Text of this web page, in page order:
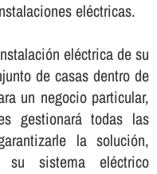
eléctricas.
eléctrica de su
de casas dentro de
un negocio particular,
gestionará todas las
la solución,
sistema eléctrico